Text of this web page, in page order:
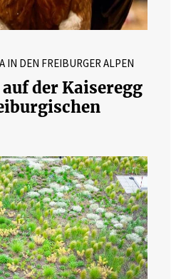
IN DEN FREIBURGER ALPEN
der Kaiseregg